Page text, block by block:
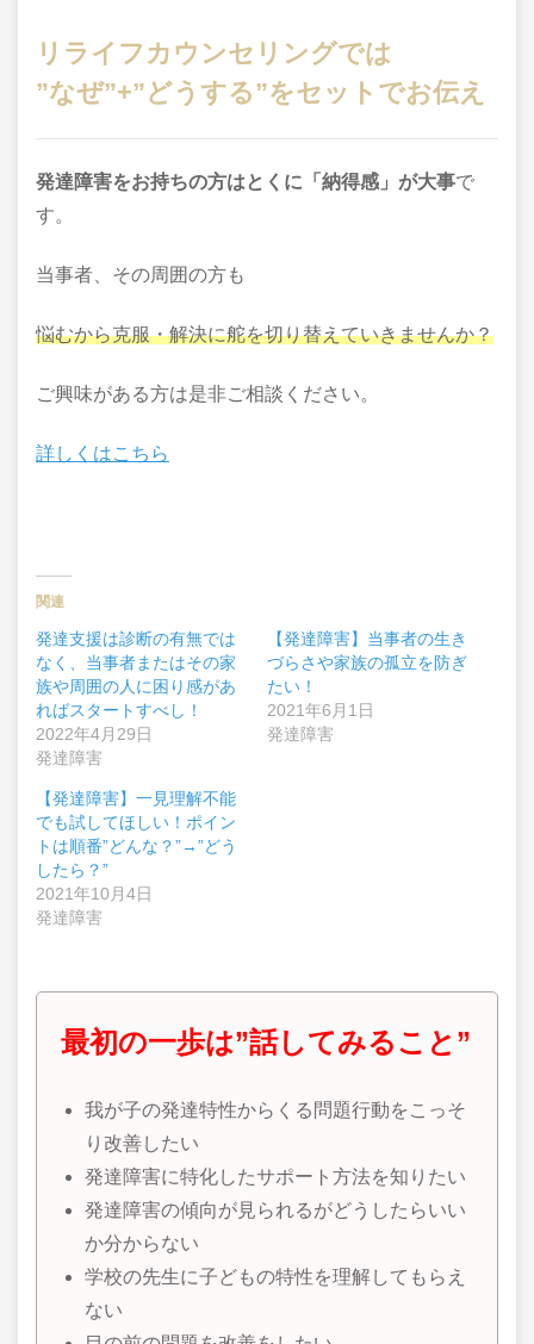
リライフカウンセリングでは
”なぜ”+”どうする”をセットでお伝え
発達障害をお持ちの方はとくに 「納得感」が大事で
す。
当事者、その周囲の方も
悩むから克服・解決に舵を切り替えていきませんか？
ご興味がある方は是非ご相談ください。
詳しくはこちら
関連
発達支援は診断の有無では
なく、当事者またはその家
族や周囲の人に困り感があ
ればスタートすべし！
2022年4月29日
発達障害
【発達障害】当事者の生き
づらさや家族の孤立を防ぎ
たい！
2021年6月1日
発達障害
【発達障害】一見理解不能
でも試してほしい！ポイン
トは順番”どんな？”→”どう
したら？”
2021年10月4日
発達障害
最初の一歩は”話してみること”
我が子の発達特性からくる問題行動をこっそ
り改善したい
発達障害に特化したサポート方法を知りたい
発達障害の傾向が見られるがどうしたらいい
か分からない
学校の先生に子どもの特性を理解してもらえ
ない